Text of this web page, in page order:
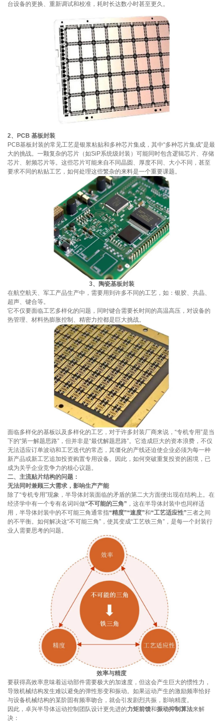
台设备的更换、重新调试和校准，耗时长达数小时甚至更久。
2、PCB 基板封装
PCB基板封装的常见工艺是银浆粘贴和多种芯片集成，其中“多种芯片集成”是最
大的挑战。一颗复杂的芯片（如SiP系统级封装）可能同时包含逻辑芯片、存储
芯片、射频芯片等。这些芯片可能来自不同晶圆、厚度不同、大小不同，甚至
要求不同的粘贴工艺，如何处理这些繁杂的来料是一个重要课题。
3、陶瓷基板封装
在航空航天、军工产品生产中，需要用到许多不同的工艺，如：银胶、共晶、
超声、键合等。
它不仅要面临工艺多样化的问题，同时键合需要长时间的高温高压，对设备的
热管理、材料热膨胀控制、精密力控都是巨大挑战。
面临多样化的基板以及多样化的工艺，对于许多封装厂商来说，“专机专用”是当
下的“第一解题思路”，但并非是“最优解题思路”。它造成巨大的资本浪费，不仅
无法适应订单波动和工艺迭代的常态，其僵化的产线还迫使企业必须为每一种
新产品或新工艺追加投资购置专用设备。因此，如何突破重复投资的困境，已
成为关乎企业竞争力的核心议题。
二、主流贴片结构的问题：
无法同时兼顾三大需求，影响生产产能
除了“专机专用”现象，半导体封装面临的矛盾的第二大方面便出现在结构上。在
经济学中有一个专有名词叫做“不可能的三角” ，这在半导体封装中也同样适
用，半导体封装中的不可能三角通常指“精度”“速度”和“工艺适应性”三者之间
的不平衡。如何解决这“不可能三角”，使其变成“工艺铁三角”，是每一个封装行
业人需要思考的问题。
效率与精度
要获得高效率意味着运动部件需要极大的加速度，但这会产生巨大的惯性力，
导致机械结构发生难以避免的弹性形变和振动。如果运动产生的激励频率恰好
与设备机械结构的某阶固有频率吻合，就会引发剧烈共振，影响精度。
因此，卓兴半导体运动控制团队设计更先进的力矩前馈和振动抑制算法来解
决：